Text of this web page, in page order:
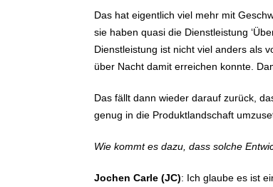
Das hat eigentlich viel mehr mit
sie haben quasi die Dienstleistung
Dienstleistung ist nicht viel anders als
über Nacht damit erreichen konnte.
Das fällt dann wieder darauf zurück,
genug in die Produktlandschaft
Wie kommt es dazu, dass solche
Jochen Carle (JC): Ich glaube es ist